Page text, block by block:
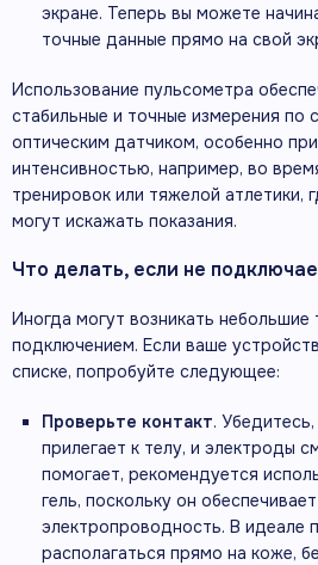
экране. Теперь вы можете
точные данные прямо на свой
Использование пульсометра
стабильные и точные измерения по
оптическим датчиком, особенно
интенсивностью, например, во
тренировок или тяжелой атлетики,
могут искажать показания.
Что делать, если не
Иногда могут возникать небольшие
подключением. Если ваше
списке, попробуйте следующее:
Проверьте контакт.
прилегает к телу, и электроды
помогает, рекомендуется
гель, поскольку он
электропроводность. В идеале
располагаться прямо на коже,